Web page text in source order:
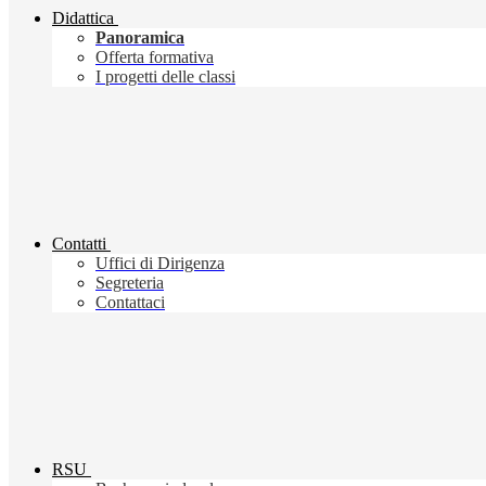
Didattica
Panoramica
Offerta formativa
I progetti delle classi
Contatti
Uffici di Dirigenza
Segreteria
Contattaci
RSU